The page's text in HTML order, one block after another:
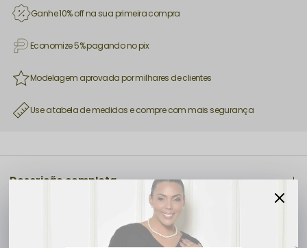
Ganhe 10% off na sua primeira compra
Economize 5% pagando no pix
Modelagem aprovada por milhares de clientes
Use a tabela de medidas e compre com mais segurança
Descrição completa